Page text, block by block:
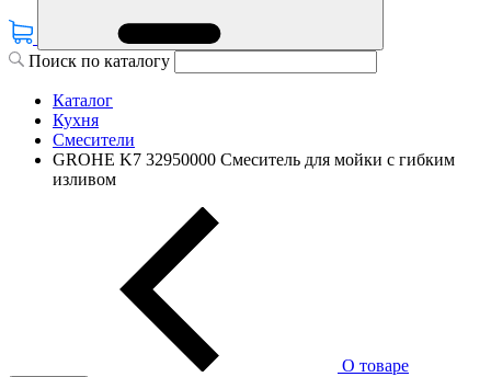
Поиск по каталогу
Каталог
Кухня
Смесители
GROHE K7 32950000 Смеситель для мойки с гибким
изливом
О товаре